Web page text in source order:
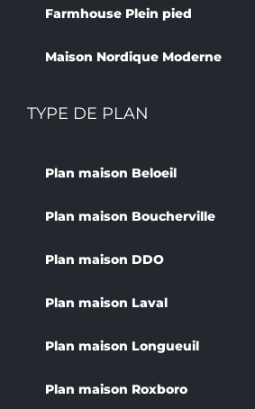
Farmhouse Plein pied
Maison Nordique Moderne
TYPE DE PLAN
Plan maison Beloeil
Plan maison Boucherville
Plan maison DDO
Plan maison Laval
Plan maison Longueuil
Plan maison Roxboro